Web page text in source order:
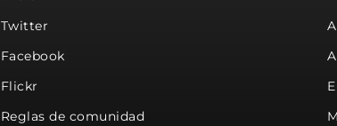
Twitter
Facebook
Flickr
Reglas de comunidad